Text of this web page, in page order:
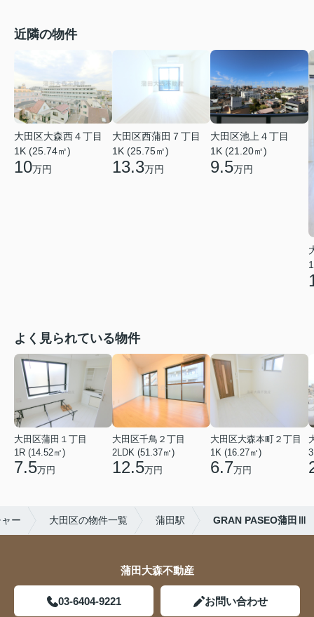
近隣の物件
大田区大森西４丁目
1K (25.74㎡)
10万円
大田区西蒲田７丁目
1K (25.75㎡)
13.3万円
大田区池上４丁目
1K (21.20㎡)
9.5万円
よく見られている物件
大田区蒲田１丁目
1R (14.52㎡)
7.5万円
大田区千鳥２丁目
2LDK (51.37㎡)
12.5万円
大田区大森本町２丁目
1K (16.27㎡)
6.7万円
ー 大田区の物件一覧 蒲田駅 GRAN PASEO蒲田Ⅲ
蒲田大森不動産
03-6404-9221 お問い合わせ